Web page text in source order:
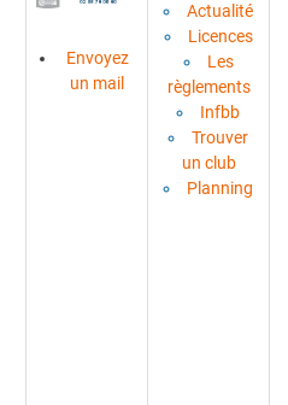
Envoyez
un mail
Actualité
Licences
Les
règlements
Infbb
Trouver
un club
Planning